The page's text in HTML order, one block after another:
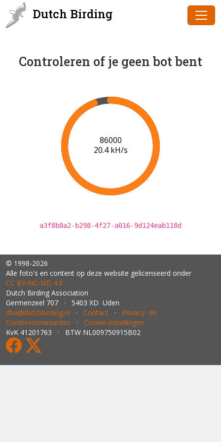
Dutch Birding
Controleren of je geen bot bent
88000
20.5 kH/s
a3f8b8a2-b298-4f27-a016-9d124eab118d
© 1998-2026
Alle foto's en content op deze website gelicenseerd onder
CC BY‑NC‑ND 4.0
Dutch Birding Association
Germenzeel 707 · 5403 XD Uden
dba@dutchbirding.nl · Contact · Privacy- en
Cookievoorwaarden · Cookie-instellingen
KvK 41201763 · BTW NL009750915B02